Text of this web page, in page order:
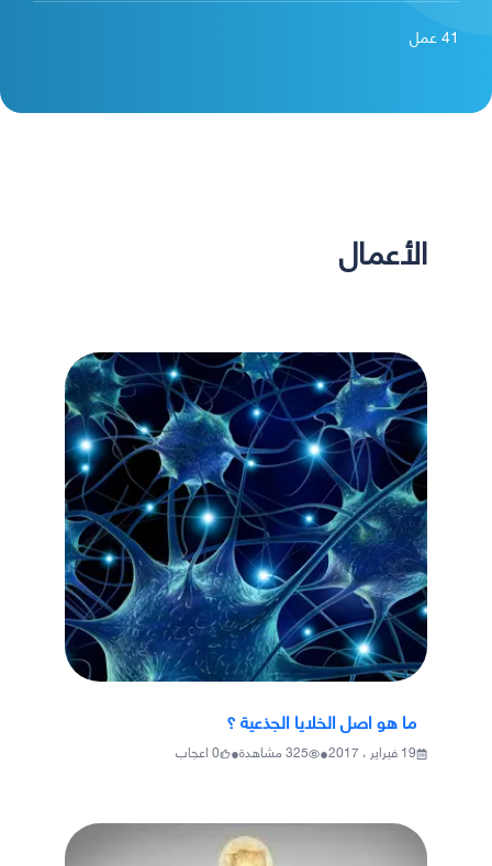
41عمل
الأعمال
ما هو اصل الخلايا الجذعية ؟
19 فبراير ، 2017 •
325مشاهدة•
0اعجاب